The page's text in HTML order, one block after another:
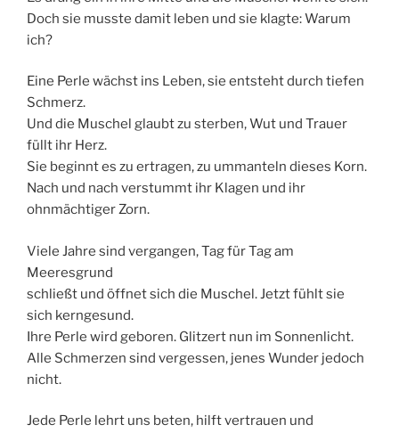
Doch sie musste damit leben und sie klagte: Warum
ich?
Eine Perle wächst ins Leben, sie entsteht durch tiefen
Schmerz.
Und die Muschel glaubt zu sterben, Wut und Trauer
füllt ihr Herz.
Sie beginnt es zu ertragen, zu ummanteln dieses Korn.
Nach und nach verstummt ihr Klagen und ihr
ohnmächtiger Zorn.
Viele Jahre sind vergangen, Tag für Tag am
Meeresgrund
schließt und öffnet sich die Muschel. Jetzt fühlt sie
sich kerngesund.
Ihre Perle wird geboren. Glitzert nun im Sonnenlicht.
Alle Schmerzen sind vergessen, jenes Wunder jedoch
nicht.
Jede Perle lehrt uns beten, hilft vertrauen und